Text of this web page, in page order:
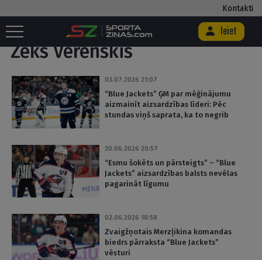
Kontakti
Ieiet
Sākums Birka "Zeks Verenskis"
Zeks Verenskis
03.07.2026 21:07
“Blue Jackets” ĢM par mēģinājumu
aizmainīt aizsardzības līderi: Pēc
stundas viņš saprata, ka to negrib
30.06.2026 20:57
“Esmu šokēts un pārsteigts” – “Blue
Jackets” aizsardzības balsts nevēlas
pagarināt līgumu
02.06.2026 18:58
Zvaigžņotais Merzļikina komandas
biedrs pārraksta “Blue Jackets”
vēsturi